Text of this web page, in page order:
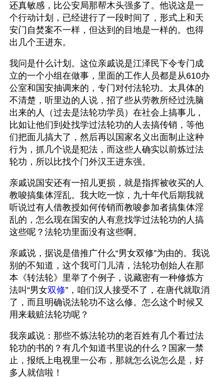
还真敏感，比公安局那帮木头强多了。他说这是一
个行动计划，已经进行了一段时间了，形式上和天
安门自焚案不一样，但达到的目地是一样的。也得
出几个王进东。
我问是什么计划。这位亲戚说是江泽民下令专门成
立的一个小组在做事，里面的工作人员都是从610办
公室和国安抽调来的，专门对付法轮功。太具体的
不清楚，听里边的人说，招了些从劳教所经过洗脑
出来的人（过去是法轮功学员）在社会上搞事儿，
比如让他们到处找学过法轮功的人去搞传销，等他
们把面儿搞大了，然后再以国家名义出面制止这种
行为，抓几个说是犯法，而这些人确实以前炼过法
轮功，所以比找个门外汉王进东强。
亲戚说国安还有一招儿更损，就是指挥被收买的人
教唆搞集体淫乱。我大吃一惊，九十年代后期我就
听说过有人借教授如何传销而教唆参加者搞集体淫
乱的，怎么现在国安的人有意找学过法轮功的人搞
这些呢？法轮功里面没有这些啊。
亲戚说，据说是借推广什么“男女双修”为由的。我说
别的不知道，这个我可门儿清，法轮功创始人在那
本《转法轮》里举了个例子，说藏密有一种修炼方
法叫“男女双修”，咱们汉人接受不了，在唐代就取消
了，而且明确说法轮功不这么修。怎么这个时候又
用来栽赃法轮功呢？
我亲戚说：那些不炼法轮功的老百姓有几个看过法
轮功的书的？有几个知道书里说的什么？国家一禁
止，报纸上电视里一公布，那就怎么说怎么是，好
多人就信啦！